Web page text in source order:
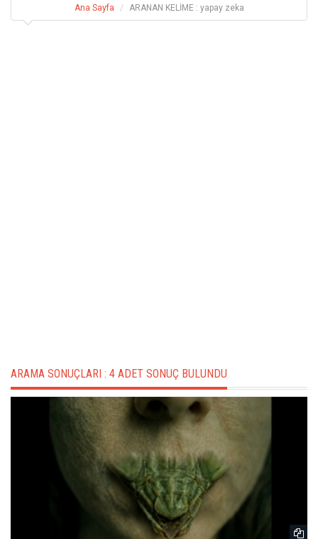
Ana Sayfa ARANAN KELİME : yapay zeka
ARAMA SONUÇLARI : 4 ADET SONUÇ BULUNDU